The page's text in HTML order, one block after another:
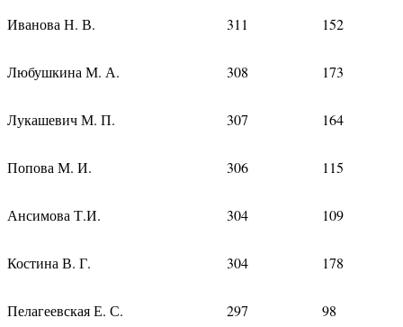
Иванова Н. В. 311 152
Любушкина М. А. 308 173
Лукашевич М. П. 307 164
Попова М. И. 306 115
Ансимова Т.И. 304 109
Костина В. Г. 304 178
Пелагеевская Е. С. 297 98